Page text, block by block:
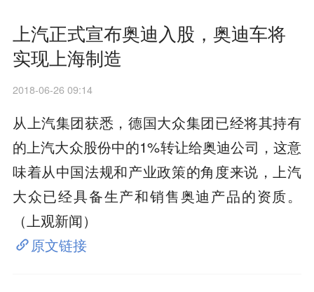
上汽正式宣布奥迪入股，奥迪车将
实现上海制造
2018-06-26 09:14
从上汽集团获悉，德国大众集团已经将其持有
的上汽大众股份中的1%转让给奥迪公司，这意
味着从中国法规和产业政策的角度来说，上汽
大众已经具备生产和销售奥迪产品的资质。
（上观新闻）
原文链接